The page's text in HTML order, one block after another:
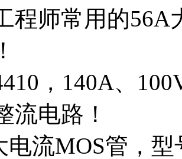
程师常用的56A
，140A、
流电路！
电流MOS管，